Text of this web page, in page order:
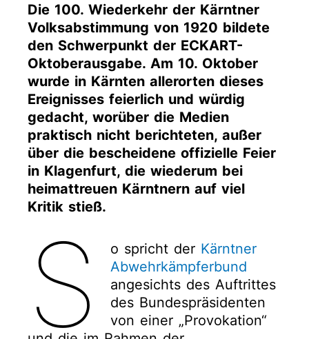
Die 100. Wiederkehr der Kärntner
Volksabstimmung von 1920 bildete
den Schwerpunkt der ECKART-
Oktoberausgabe. Am 10. Oktober
wurde in Kärnten allerorten dieses
Ereignisses feierlich und würdig
gedacht, worüber die Medien
praktisch nicht berichteten, außer
über die bescheidene offizielle Feier
in Klagenfurt, die wiederum bei
heimattreuen Kärntnern auf viel
Kritik stieß.
S o spricht der Kärntner
Abwehrkämpferbund
angesichts des Auftrittes
des Bundespräsidenten
von einer „Provokation“